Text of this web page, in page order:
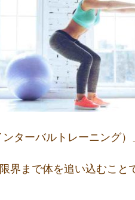
ターバルトレーニング）
界まで体を追い込むこ